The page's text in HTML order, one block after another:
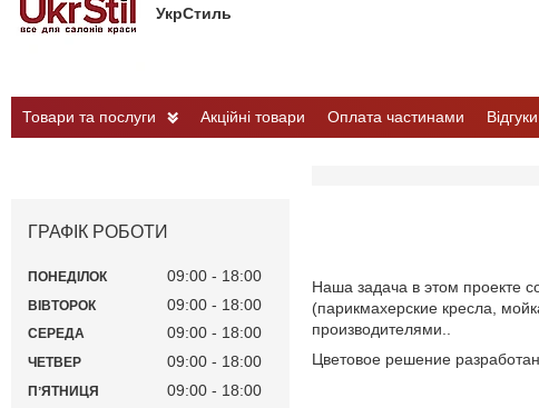
УкрСтиль
Товари та послуги Акційні товари Оплата частинами Відгуки
Наша задача в этом проекте
(парикмахерские кресла,
производителями..
Цветовое решение
ГРАФІК РОБОТИ
ПОНЕДІЛОК 09:00 18:00
ВІВТОРОК 09:00 18:00
СЕРЕДА 09:00 18:00
ЧЕТВЕР 09:00 18:00
ПʼЯТНИЦЯ 09:00 18:00